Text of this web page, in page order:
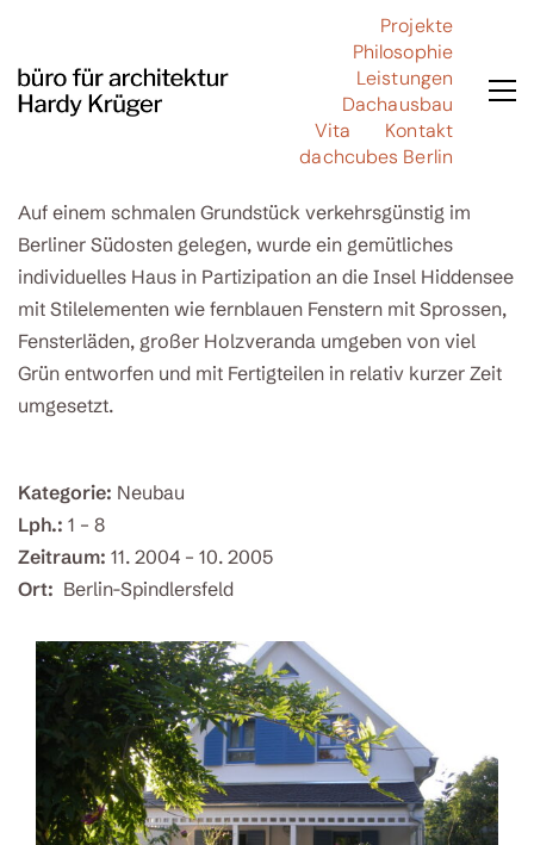
Projekte
Philosophie
Leistungen
Dachausbau
Vita
Kontakt
dachcubes Berlin
Haus T
Auf einem schmalen Grundstück verkehrsgünstig im
Berliner Südosten gelegen, wurde ein gemütliches
individuelles Haus in Partizipation an die Insel Hiddensee
mit Stilelementen wie fernblauen Fenstern mit Sprossen,
Fensterläden, großer Holzveranda umgeben von viel
Grün entworfen und mit Fertigteilen in relativ kurzer Zeit
umgesetzt.
Kategorie: Neubau
Lph.: 1 – 8
Zeitraum: 11. 2004 – 10. 2005
Ort: Berlin-Spindlersfeld